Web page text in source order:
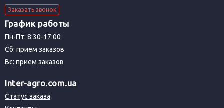
Заказать звонок
График работы
Пн-Пт: 8:30-17:00
Сб: прием заказов
Вс: прием заказов
Inter-agro.com.ua
Статус заказа